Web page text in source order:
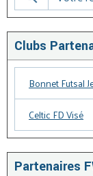
Clubs
Bonnet Futsal
Celtic FD Visé
Partenaires